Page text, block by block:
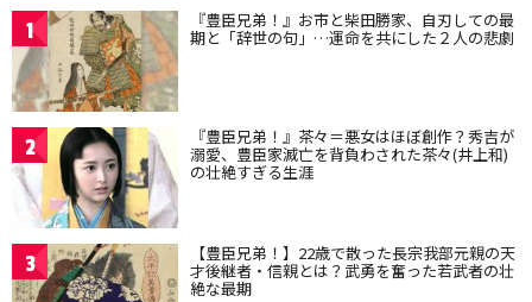
1 『豊臣兄弟！』お市と柴田勝家、自刃しての最
期と「辞世の句」…運命を共にした２人の悲劇
2 『豊臣兄弟！』茶々＝悪女はほぼ創作？秀吉が
溺愛、豊臣家滅亡を背負わされた茶々(井上和)
の壮絶すぎる生涯
3 【豊臣兄弟！】22歳で散った長宗我部元親の天
才後継者・信親とは？武勇を奮った若武者の壮
絶な最期